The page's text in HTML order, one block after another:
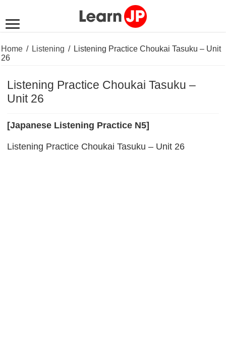
Home / Listening / Listening Practice Choukai Tasuku – Unit
26
Listening Practice Choukai Tasuku –
Unit 26
[Japanese Listening Practice N5]
Listening Practice Choukai Tasuku – Unit 26